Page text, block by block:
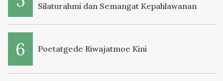
Silaturahmi dan Semangat Kepahlawanan
Poetatgede Riwajatmoe Kini